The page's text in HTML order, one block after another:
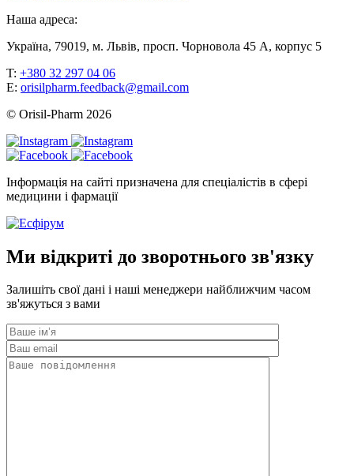
Наша адреса:
Україна, 79019, м. Львів, просп. Чорновола 45 А, корпус 5
T: +380 32 297 04 06
E: orisilpharm.feedback@gmail.com
© Orisil-Pharm 2026
Інформація на сайті призначена для спеціалістів в сфері
медицини і фармації
Ми відкриті до зворотнього зв'язку
Залишіть свої дані і наші менеджери найближчим часом
зв'яжуться з вами